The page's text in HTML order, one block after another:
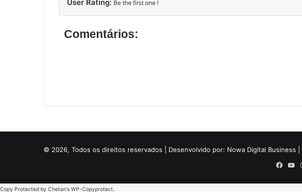
User Rating: Be the first one !
Comentários:
© 2026, Todos os direitos reservados | Desenvolvido por: Nowa Digital Business
Copy Protected by Chetan's WP-Copyprotect.